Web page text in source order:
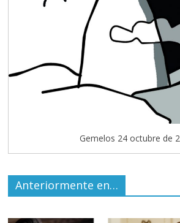
Gemelos 24 octubre de
Anteriormente en…